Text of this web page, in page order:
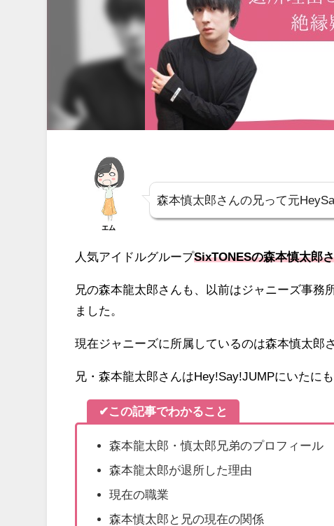
エム
森本慎太郎さんの兄って元
人気アイドルグループSixTONESの森本慎太郎
兄の森本龍太郎さんも、以前はジャニーズ事務
ました。
現在ジャニーズに所属しているのは森本慎太郎
兄・森本龍太郎さんはHey!Say!JUMPにいたに
✔この記事でわかること
森本龍太郎・慎太郎兄弟のプロフィール
森本龍太郎が退所した理由
現在の職業
森本慎太郎と兄の現在の関係